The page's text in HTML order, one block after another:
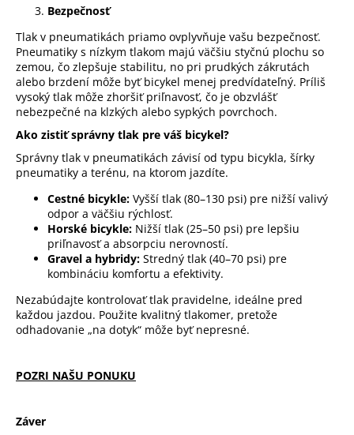
Bezpečnosť
Tlak v pneumatikách priamo ovplyvňuje vašu bezpečnosť.
Pneumatiky s nízkym tlakom majú väčšiu styčnú plochu so
zemou, čo zlepšuje stabilitu, no pri prudkých zákrutách
alebo brzdení môže byť bicykel menej predvídateľný. Príliš
vysoký tlak môže zhoršiť priľnavosť, čo je obzvlášť
nebezpečné na klzkých alebo sypkých povrchoch.
Ako zistiť správny tlak pre váš bicykel?
Správny tlak v pneumatikách závisí od typu bicykla, šírky
pneumatiky a terénu, na ktorom jazdíte.
Cestné bicykle: Vyšší tlak (80–130 psi) pre nižší valivý
odpor a väčšiu rýchlosť.
Horské bicykle: Nižší tlak (25–50 psi) pre lepšiu
priľnavosť a absorpciu nerovností.
Gravel a hybridy: Stredný tlak (40–70 psi) pre
kombináciu komfortu a efektivity.
Nezabúdajte kontrolovať tlak pravidelne, ideálne pred
každou jazdou. Použite kvalitný tlakomer, pretože
odhadovanie „na dotyk“ môže byť nepresné.
POZRI NAŠU PONUKU
Záver